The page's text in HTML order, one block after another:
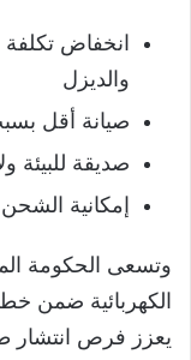
انخفاض تكلفة
والديزل
صيانة أقل
صديقة للبيئة
إمكانية
وتسعى الحكومة
الكهربائية ضمن